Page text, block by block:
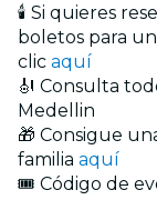
🕯️ Si quieres
boletos para
clic aquí
🎻 Consulta
Medellin
🎁 Consigue
familia aquí
🎟️ Código de